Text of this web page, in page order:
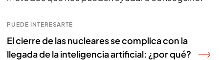
PUEDE INTERESARTE
El cierre de las nucleares se complica con la
llegada de la inteligencia artificial: ¿por qué?